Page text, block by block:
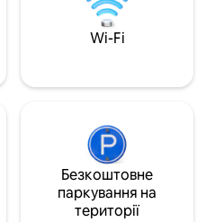
з вітальні.
- одне
стільниці
плюшеві!
і
фермерського
дитячого
Фоллі-Біч ви не
Wi-Fi
Безкоштовне
паркування на
території